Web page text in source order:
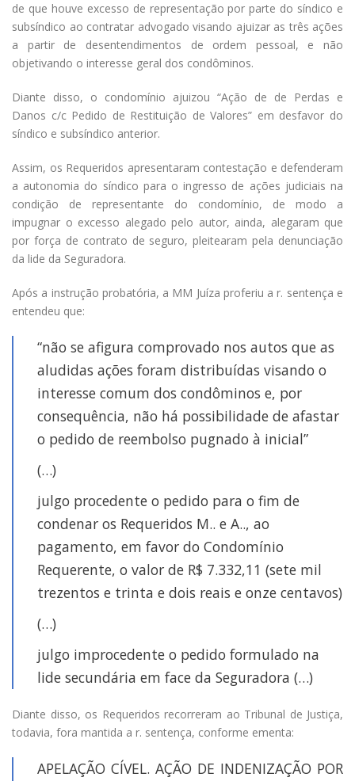
de que houve excesso de representação por parte do síndico e
subsíndico ao contratar advogado visando ajuizar as três ações
a partir de desentendimentos de ordem pessoal, e não
objetivando o interesse geral dos condôminos.
Diante disso, o condomínio ajuizou “Ação de de Perdas e
Danos c/c Pedido de Restituição de Valores” em desfavor do
síndico e subsíndico anterior.
Assim, os Requeridos apresentaram contestação e defenderam
a autonomia do síndico para o ingresso de ações judiciais na
condição de representante do condomínio, de modo a
impugnar o excesso alegado pelo autor, ainda, alegaram que
por força de contrato de seguro, pleitearam pela denunciação
da lide da Seguradora.
Após a instrução probatória, a MM Juíza proferiu a r. sentença e
entendeu que:
“não se afigura comprovado nos autos que as
aludidas ações foram distribuídas visando o
interesse comum dos condôminos e, por
consequência, não há possibilidade de afastar
o pedido de reembolso pugnado à inicial”
(…)
julgo procedente o pedido para o fim de
condenar os Requeridos M.. e A.., ao
pagamento, em favor do Condomínio
Requerente, o valor de R$ 7.332,11 (sete mil
trezentos e trinta e dois reais e onze centavos)
(…)
julgo improcedente o pedido formulado na
lide secundária em face da Seguradora (…)
Diante disso, os Requeridos recorreram ao Tribunal de Justiça,
todavia, fora mantida a r. sentença, conforme ementa:
APELAÇÃO CÍVEL. AÇÃO DE INDENIZAÇÃO POR